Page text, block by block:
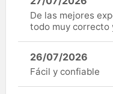
De las mejores
todo muy correcto
26/07/2026
Fácil y confiable